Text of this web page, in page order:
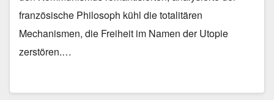
französische Philosoph kühl die totalitären
Mechanismen, die Freiheit im Namen der Utopie
zerstören.…